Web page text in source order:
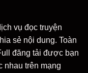
vụ đọc truyện
sẻ nội dung. Toàn
đăng tải được bạn
nhau trên mạng